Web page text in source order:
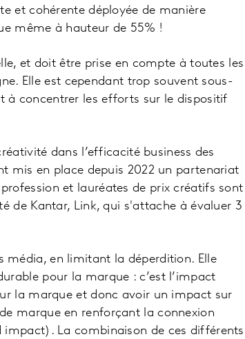
et cohérente déployée de manière
même à hauteur de 55% !
et doit être prise en compte à toutes les
Elle est cependant trop souvent sous-
à concentrer les efforts sur le dispositif
dans l’efficacité business des
mis en place depuis 2022 un partenariat
et lauréates de prix créatifs sont
de Kantar, Link, qui s'attache à évaluer 3
média, en limitant la déperdition. Elle
pour la marque : c’est l’impact
la marque et donc avoir un impact sur
marque en renforçant la connexion
La combinaison de ces différents